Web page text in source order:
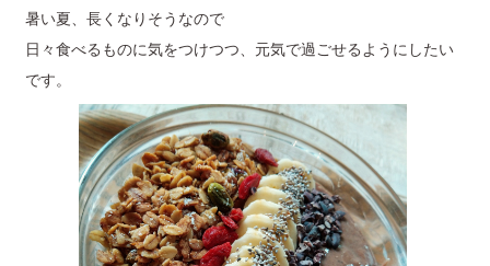
暑い夏、長くなりそうなので
日々食べるものに気をつけつつ、元気で過ごせるようにしたい
です。